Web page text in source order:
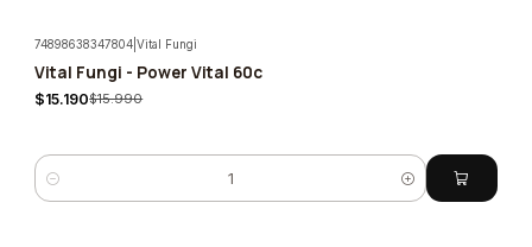
-5%
74898638347804 |Vital Fungi
Vital Fungi - Power Vital 60c
$15.190$15.990
Cantidad